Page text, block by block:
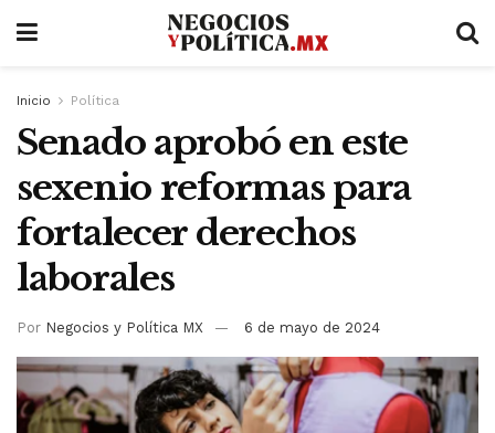
Inicio Política
Senado aprobó en este
sexenio reformas para
fortalecer derechos
laborales
Por Negocios y Política MX 6 de mayo de 2024